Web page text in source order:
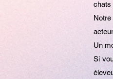
chats
Un
Si